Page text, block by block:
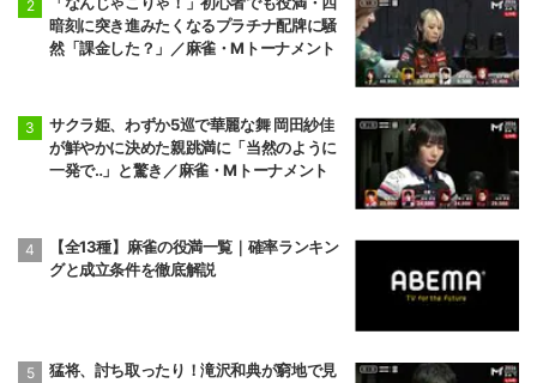
暗刻に突き進みたくなるプラチナ配牌に騒
然「課金した？」／麻雀・Mトーナメント
サクラ姫、わずか5巡で華麗な舞 岡田紗佳
が鮮やかに決めた親跳満に「当然のように
一発で‥」と驚き／麻雀・Mトーナメント
【全13種】麻雀の役満一覧｜確率ランキン
グと成立条件を徹底解説
猛将、討ち取ったり！滝沢和典が窮地で見